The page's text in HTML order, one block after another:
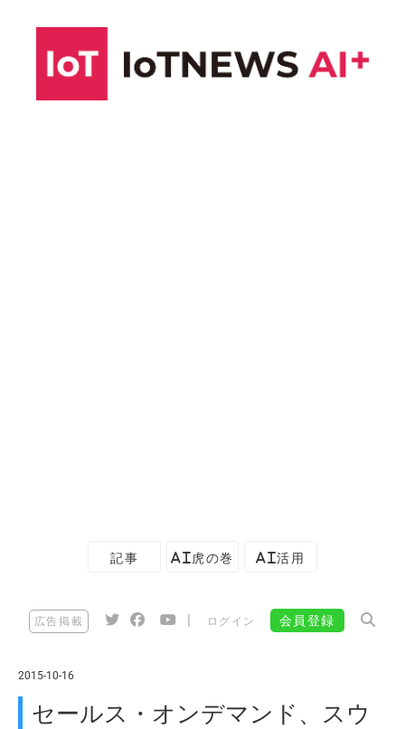
記事 AI虎の巻 AI活用
広告掲載 ログイン 会員登録
2015-10-16
セールス・オンデマンド、スウ